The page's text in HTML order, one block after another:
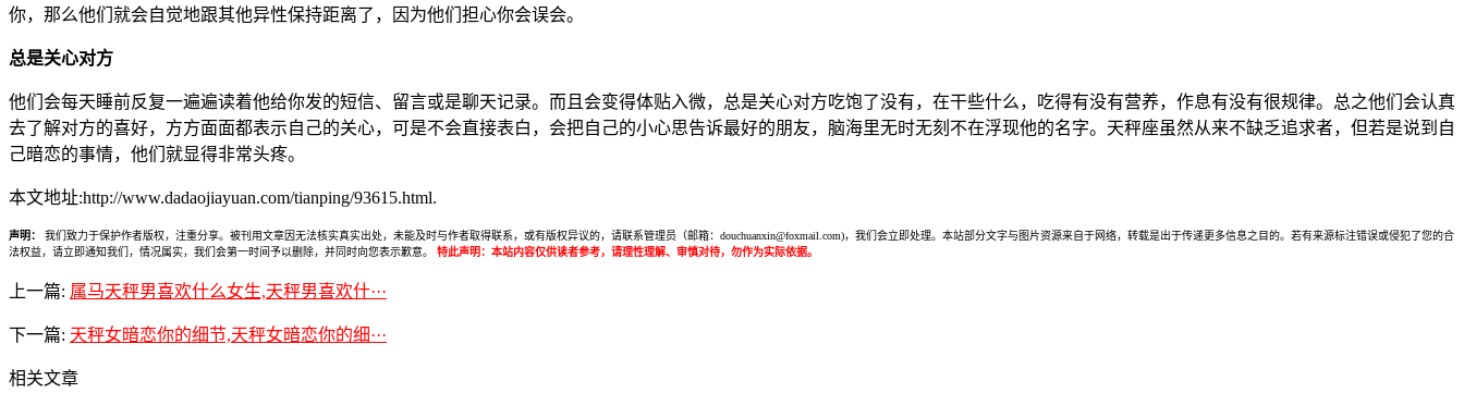
你，那么他们就会自觉地跟其他异性保持距离了，因为他们担心你会误会。
总是关心对方
他们会每天睡前反复一遍遍读着他给你发的短信、留言或是聊天记录。而且会变得体贴入微，总是关心对方吃饱了没有，在干些什么，吃得有没有营养，作息有没有很规律。总之他们会认真
去了解对方的喜好，方方面面都表示自己的关心，可是不会直接表白，会把自己的小心思告诉最好的朋友，脑海里无时无刻不在浮现他的名字。天秤座虽然从来不缺乏追求者，但若是说到自
己暗恋的事情，他们就显得非常头疼。
本文地址:http://www.dadaojiayuan.com/tianping/93615.html.
声明：
我们致力于保护作者版权，注重分享。被刊用文章因无法核实真实出处，未能及时与作者取得联系，或有版权异议的，请联系管理员（邮箱：douchuanxin@foxmail.com)，我们会立即处理。本站部分文字与图片资源来自于网络，转载是出于传递更多信息之目的。若有来源标注错误或侵犯了您的合
法权益，请立即通知我们，情况属实，我们会第一时间予以删除，并同时向您表示歉意。
特此声明：本站内容仅供读者参考，请理性理解、审慎对待，勿作为实际依据。
上一篇: 属马天秤男喜欢什么女生,天秤男喜欢什···
下一篇: 天秤女暗恋你的细节,天秤女暗恋你的细···
相关文章